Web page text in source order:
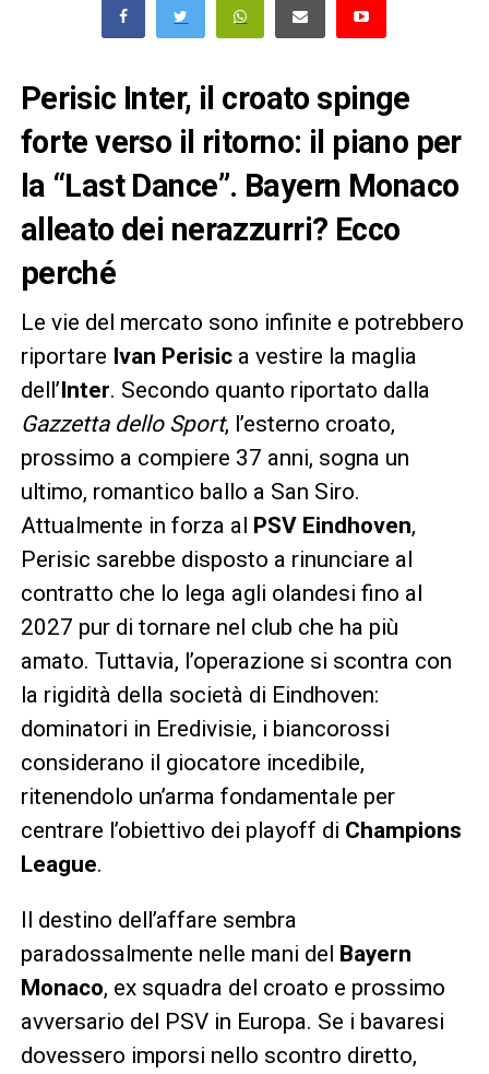
Perisic Inter, il croato spinge
forte verso il ritorno: il piano per
la “Last Dance”. Bayern Monaco
alleato dei nerazzurri? Ecco
perché
Le vie del mercato sono infinite e potrebbero
riportare Ivan Perisica vestire la maglia
dell’Inter. Secondo quanto riportato dalla
Gazzetta dello Sport, l’esterno croato,
prossimo a compiere 37 anni, sogna un
ultimo, romantico ballo a San Siro.
Attualmente in forza al PSV Eindhoven,
Perisic sarebbe disposto a rinunciare al
contratto che lo lega agli olandesi fino al
2027 pur di tornare nel club che ha più
amato. Tuttavia, l’operazione si scontra con
la rigidità della società di Eindhoven:
dominatori in Eredivisie, i biancorossi
considerano il giocatore incedibile,
ritenendolo un’arma fondamentale per
centrare l’obiettivo dei playoff di Champions
League.
Il destino dell’affare sembra
paradossalmente nelle mani del Bayern
Monaco, ex squadra del croato e prossimo
avversario del PSV in Europa. Se i bavaresi
dovessero imporsi nello scontro diretto,